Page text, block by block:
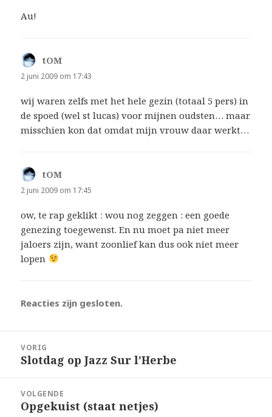
Au!
tOM
2 juni 2009 om 17:43
wij waren zelfs met het hele gezin (totaal 5 pers) in
de spoed (wel st lucas) voor mijnen oudsten… maar
misschien kon dat omdat mijn vrouw daar werkt…
tOM
2 juni 2009 om 17:45
ow, te rap geklikt : wou nog zeggen : een goede
genezing toegewenst. En nu moet pa niet meer
jaloers zijn, want zoonlief kan dus ook niet meer
lopen
Reacties zijn gesloten.
navigatie
VORIG
Vorig
Slotdag op Jazz Sur l’Herbe
VOLGENDE
Volgend
Opgekuist (staat netjes)